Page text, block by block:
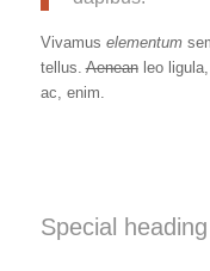
Vivamus elementum
tellus.Aeneanleo ligula,
ac, enim.
Special